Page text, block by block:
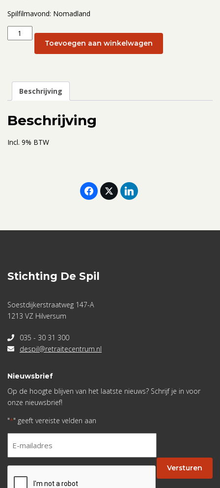
Spilfilmavond: Nomadland
Spilfilmavond:
Nomadland:
Spilfilmavond
2023
overnachting
ontbijt)
Toevoegen aan winkelwagen
Beschrijving
Beschrijving
Incl. 9% BTW
Stichting De Spil
Soestdijkerstraatweg 147-A
1213 VZ Hilversum
035 - 30 31 300
despil@retraitecentrum.nl
Nieuwsbrief
Op de hoogte blijven van het laatste nieuws? Schrijf je in voor
onze nieuwsbrief!
"*" geeft vereiste velden aan
* Versturen